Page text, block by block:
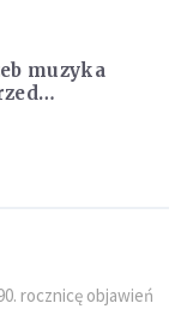
muzyka
była
rocznicę objawień